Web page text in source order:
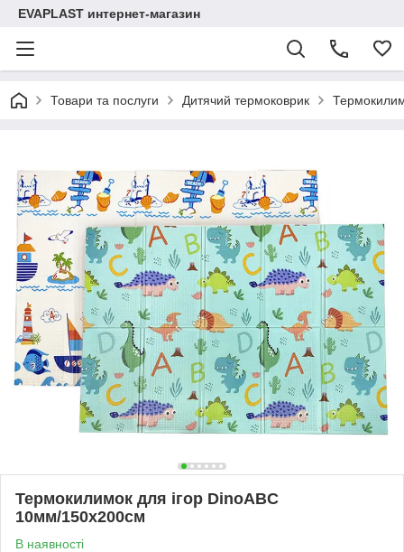
EVAPLAST интернет-магазин
Товари та послуги Дитячий термоковрик
Термокилимок для ігор DinoABC
10мм/150х200см
В наявності